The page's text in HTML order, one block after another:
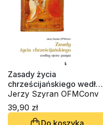
Zasady życia
chrześcijańskiego według
ojców pustyni
Jerzy Szyran OFMConv
39,90 zł
Do koszyka